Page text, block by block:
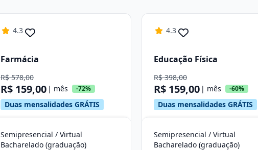
4.3
Farmácia
R$ 578,00
R$ 159,00 | mês -72%
Duas mensalidades GRÁTIS
Semipresencial / Virtual
Bacharelado (graduação)
4.3
Educação Física
R$ 398,00
R$ 159,00 | mês -60%
Duas mensalidades GRÁTIS
Semipresencial / Virtual
Bacharelado (graduação)